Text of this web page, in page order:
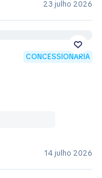
23 julho 2026
CONCESSIONÁRIA
14 julho 2026